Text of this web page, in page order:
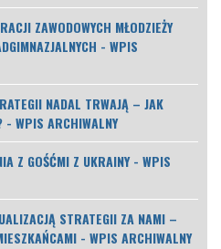
ZAWODOWYCH MŁODZIEŻY
- WPIS
NADAL TRWAJĄ – JAK
- WPIS ARCHIWALNY
Z GOŚĆMI Z UKRAINY - WPIS
STRATEGII ZA NAMI –
- WPIS ARCHIWALNY